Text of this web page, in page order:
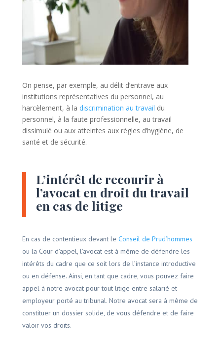
On pense, par exemple, au délit d’entrave aux
institutions représentatives du personnel, au
harcèlement, à la discrimination au travail du
personnel, à la faute professionnelle, au travail
dissimulé ou aux atteintes aux règles d’hygiène, de
santé et de sécurité.
L’intérêt de recourir à
l’avocat en droit du travail
en cas de litige
En cas de contentieux devant le Conseil de Prud’hommes
ou la Cour d’appel, l’avocat est à même de défendre les
intérêts du cadre que ce soit lors de l’instance introductive
ou en défense. Ainsi, en tant que cadre, vous pouvez faire
appel à notre avocat pour tout litige entre salarié et
employeur porté au tribunal. Notre avocat sera à même de
constituer un dossier solide, de vous défendre et de faire
valoir vos droits.